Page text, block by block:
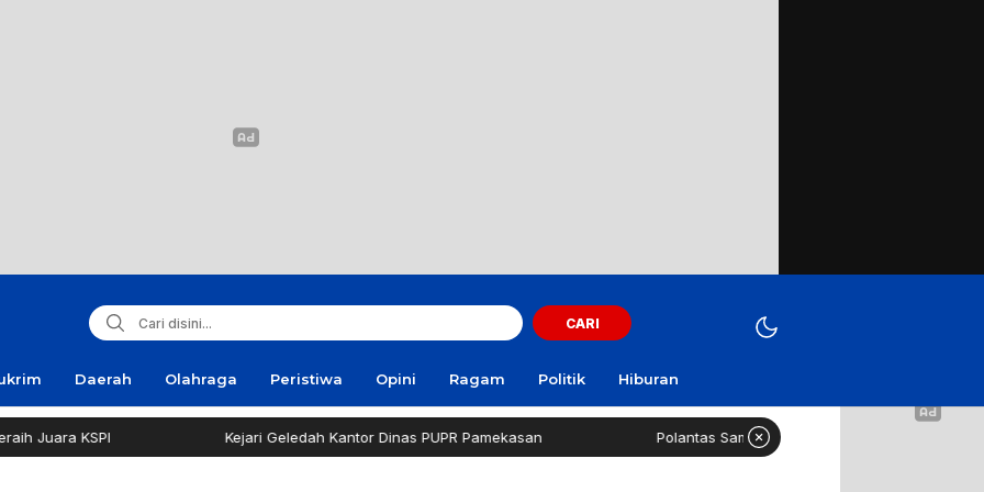
CARI
Daerah Olahraga Peristiwa Opini Ragam Politik Hiburan
Kejari Geledah Kantor Dinas PUPR Pamekasan Polantas Sampang Imbau Latihan Gerak Jalan Tak